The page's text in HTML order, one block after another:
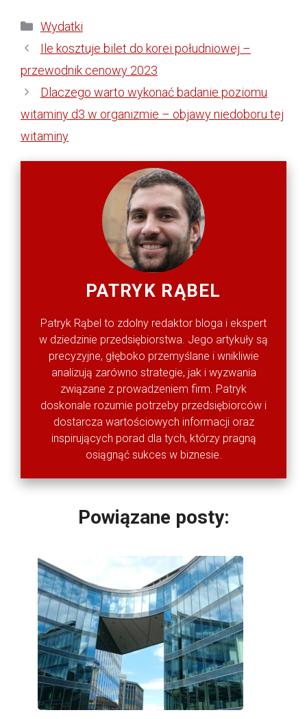
Kategorie
Wydatki
Ile kosztuje bilet do korei południowej –
przewodnik cenowy 2023
Dlaczego warto wykonać badanie poziomu
witaminy d3 w organizmie – objawy niedoboru tej
witaminy
PATRYK RĄBEL
Patryk Rąbel to zdolny redaktor bloga i ekspert
w dziedzinie przedsiębiorstwa. Jego artykuły są
precyzyjne, głęboko przemyślane i wnikliwie
analizują zarówno strategie, jak i wyzwania
związane z prowadzeniem firm. Patryk
doskonale rozumie potrzeby przedsiębiorców i
dostarcza wartościowych informacji oraz
inspirujących porad dla tych, którzy pragną
osiągnąć sukces w biznesie.
Powiązane posty: